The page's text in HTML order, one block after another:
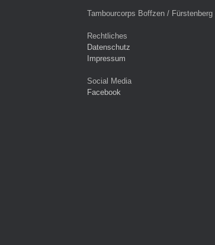
Tambourcorps Boffzen /
Rechtliches
Datenschutz
Impressum
Social Media
Facebook